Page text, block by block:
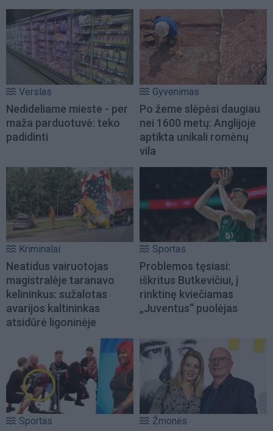
Verslas
Nedideliame mieste - per
maža parduotuvė: teko
padidinti
Gyvenimas
Po žeme slėpėsi daugiau
nei 1600 metų: Anglijoje
aptikta unikali romėnų
vila
Kriminalai
Neatidus vairuotojas
magistralėje taranavo
kelininkus: sužalotas
avarijos kaltininkas
atsidūrė ligoninėje
Sportas
Problemos tęsiasi:
iškritus Butkevičiui, į
rinktinę kviečiamas
„Juventus“ puolėjas
Sportas Žmonės